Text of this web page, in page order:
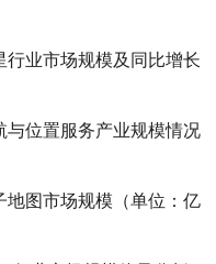
行业市场规模及同比增长
与位置服务产业规模情况
地图市场规模（单位：亿